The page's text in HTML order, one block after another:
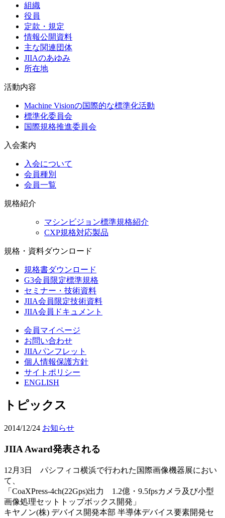
組織
役員
定款・規定
情報公開資料
主な関連団体
JIIAのあゆみ
所在地
活動内容
Machine Visionの国際的な標準化活動
標準化委員会
国際規格推進委員会
入会案内
入会について
会員種別
会員一覧
規格紹介
マシンビジョン標準規格紹介
CXP規格対応製品
規格・資料ダウンロード
規格書ダウンロード
G3会員限定標準規格
セミナー・技術資料
JIIA会員限定技術資料
JIIA会員ドキュメント
会員マイページ
お問い合わせ
JIIAパンフレット
個人情報保護方針
サイトポリシー
ENGLISH
トピックス
2014/12/24 お知らせ
JIIA Award発表される
12月3日 パシフィコ横浜で行われた国際画像機器展におい
て、
「CoaXPress-4ch(22Gps)出力 1.2億・9.5fpsカメラ及び小型
画像処理セットトップボックス開発」
キヤノン(株) デバイス開発本部 半導体デバイス要素開発セ